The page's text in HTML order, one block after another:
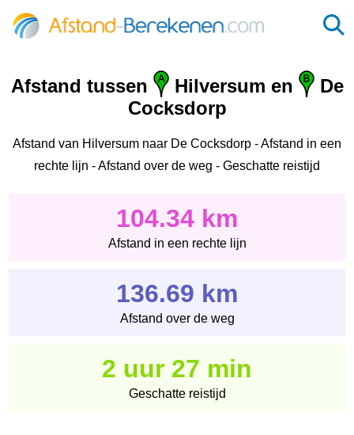
Afstand tussen Hilversum en
De
Cocksdorp
Afstand van Hilversum naar De Cocksdorp - Afstand in een
rechte lijn - Afstand over de weg - Geschatte reistijd
104.34 km
Afstand in een rechte lijn
136.69 km
Afstand over de weg
2 uur 27 min
Geschatte reistijd